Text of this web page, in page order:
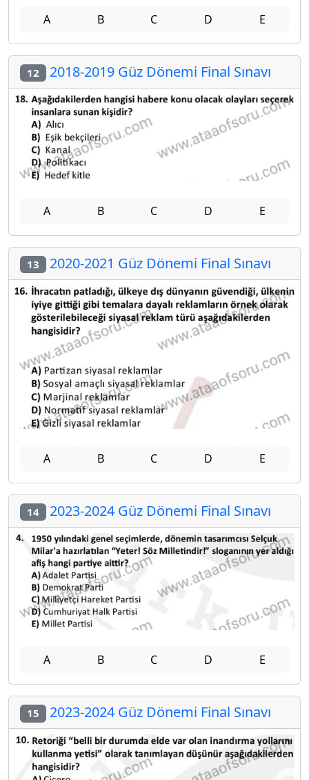
A B C D E
12 2018-2019 Güz Dönemi Final Sınavı
A B C D E
13 2020-2021 Güz Dönemi Final Sınavı
A B C D E
14 2023-2024 Güz Dönemi Final Sınavı
A B C D E
15 2023-2024 Güz Dönemi Final Sınavı